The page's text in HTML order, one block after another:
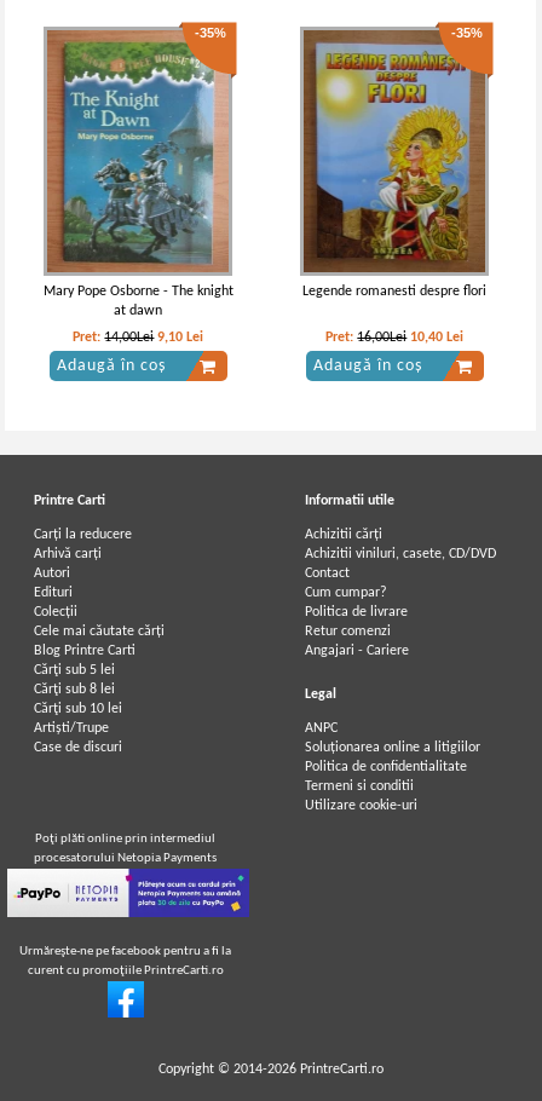
-35%
Mary Pope Osborne - The knight
at dawn
Pret:14,00Lei 9,10 Lei
Adaugă în coș
-35%
Legende romanesti despre flori
Pret:16,00Lei 10,40 Lei
Adaugă în coș
Printre Carti
Carți la reducere
Arhivă carți
Autori
Edituri
Colecții
Cele mai căutate cărți
Blog Printre Carti
Cărţi sub 5 lei
Cărţi sub 8 lei
Cărţi sub 10 lei
Artiști/Trupe
Case de discuri
Informatii utile
Achizitii cărți
Achizitii viniluri, casete, CD/DVD
Contact
Cum cumpar?
Politica de livrare
Retur comenzi
Angajari - Cariere
Legal
ANPC
Soluționarea online a litigiilor
Politica de confidentialitate
Termeni si conditii
Utilizare cookie-uri
Poţi plăti online prin intermediul
procesatorului Netopia Payments
Urmăreşte-ne pe facebook pentru a fi la
curent cu promoţiile PrintreCarti.ro
Copyright © 2014-2026 PrintreCarti.ro